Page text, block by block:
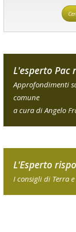
L'esperto Pac
Approfondimenti
comune
a cura di Angelo
L'Esperto
I consigli di Terra